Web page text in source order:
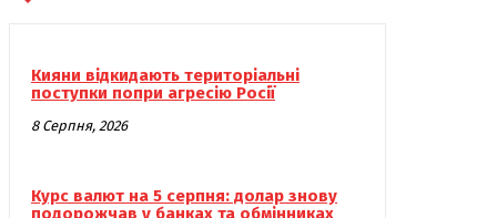
Кияни відкидають територіальні
поступки попри агресію Росії
8 Серпня, 2026
Курс валют на 5 серпня: долар знову
подорожчав у банках та обмінниках